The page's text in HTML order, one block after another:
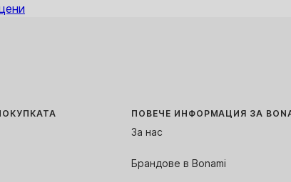
ПОВЕЧЕ ИНФОРМАЦИЯ ЗА
За нас
Брандове в Bonami